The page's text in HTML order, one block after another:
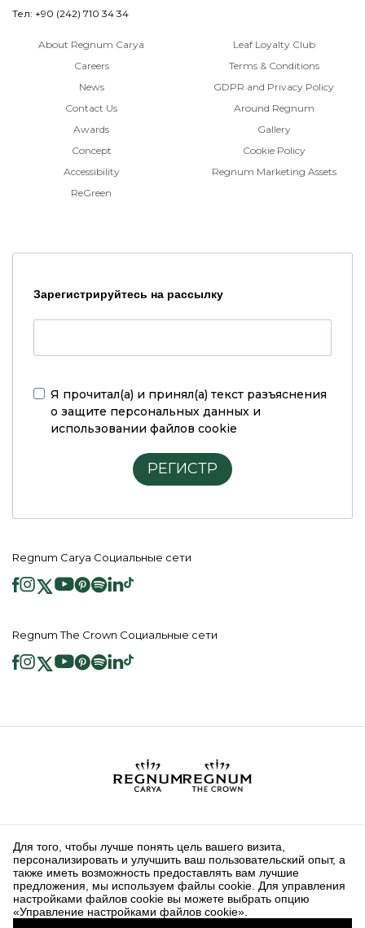
Тел: +90 (242) 710 34 34
About Regnum Carya
Careers
News
Contact Us
Awards
Concept
Accessibility
ReGreen
Leaf Loyalty Club
Terms & Conditions
GDPR and Privacy Policy
Around Regnum
Gallery
Cookie Policy
Regnum Marketing Assets
Зарегистрируйтесь на рассылку
Я прочитал(а) и принял(а) текст разъяснения
о защите персональных данных и
использовании файлов cookie
РЕГИСТР
Regnum Carya Социальные сети
Regnum The Crown Социальные сети
2026 ® Regnum Hotels. Все права защищены.
Политика в отношении
файлов cookie
Главная
страница
Информационные
Общественные Услуги